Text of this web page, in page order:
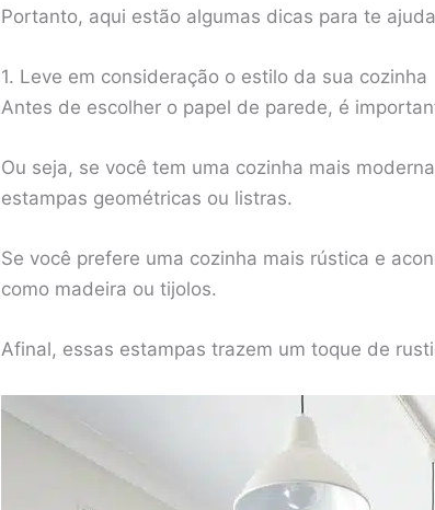
Portanto, aqui estão algumas dicas para te
1. Leve em consideração o estilo da sua cozinha
Antes de escolher o papel de parede, é
Ou seja, se você tem uma cozinha mais
estampas geométricas ou listras.
Se você prefere uma cozinha mais rústica e
como madeira ou tijolos.
Afinal, essas estampas trazem um toque de